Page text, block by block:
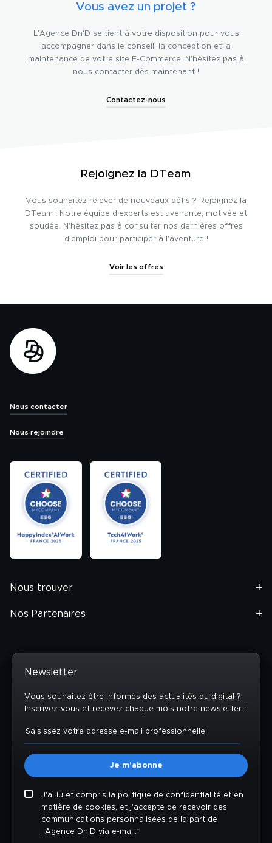
Vous avez un projet ?
L'Agence Dn'D se tient à votre disposition pour vous
accompagner dans le conseil, la conception et la
maintenance de votre site E-Commerce. N'hésitez pas à
nous contacter dès maintenant !
Contactez-nous
Rejoignez la DTeam
Vous souhaitez relever de nouveaux défis ? Rejoignez la
DTeam ! Notre équipe d'experts est avenante, motivée et
soudée. N'hésitez pas à consulter nos dernières offres
d'emploi pour participer à l'aventure !
Voir les offres
Nous contacter
Nous rejoindre
Nous trouver
Nos Partenaires
Newsletter
Vous souhaitez être informés des actualités du digital ?
Inscrivez-vous et recevez chaque mois notre newsletter !
J'ai lu et compris la politique de confidentialité et en
matière de cookies, et j'accepte de recevoir des
communications personnalisées de la part de
l'Agence Dn'D via e-mail.*